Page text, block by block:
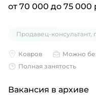
от 70 000 до 75 000
Продавец-консультант,
Ковров Можно
Полная занятость
Вакансия в архиве